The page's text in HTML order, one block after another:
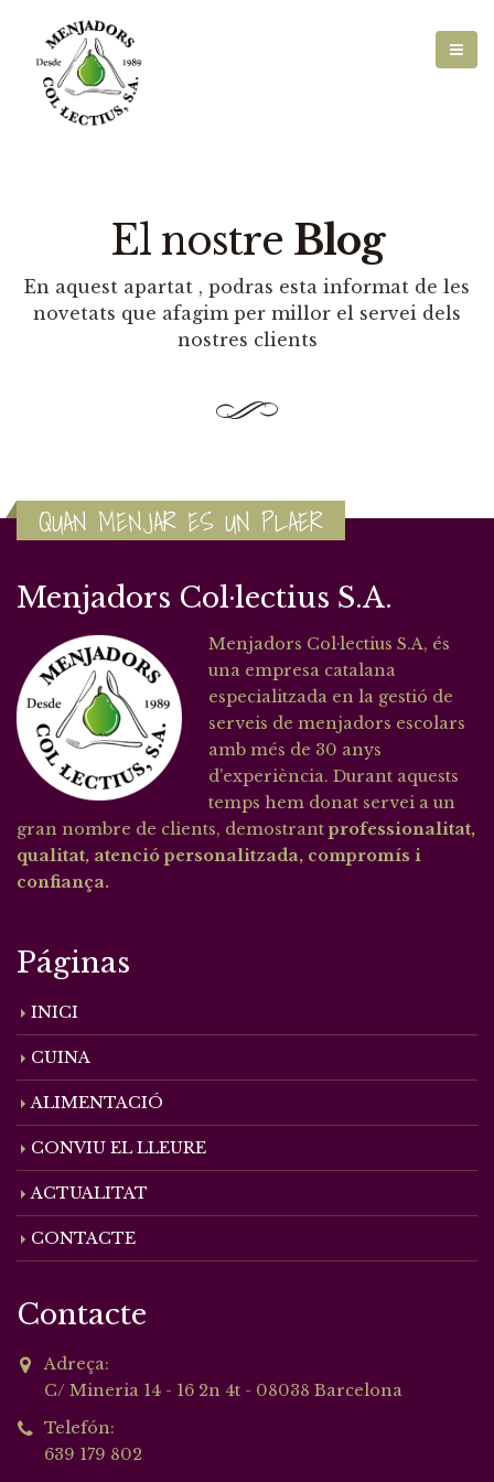
El nostre Blog
En aquest apartat , podras esta informat de les
novetats que afagim per millor el servei dels
nostres clients
QUAN MENJAR ES UN PLAER
Menjadors Col·lectius S.A.
Menjadors Col·lectius S.A, és
una empresa catalana
especialitzada en la gestió de
serveis de menjadors escolars
amb més de 30 anys
d’experiència. Durant aquests
temps hem donat servei a un
gran nombre de clients, demostrantprofessionalitat,
qualitat, atenció personalitzada, compromís i
confiança.
Páginas
INICI
CUINA
ALIMENTACIÓ
CONVIU EL LLEURE
ACTUALITAT
CONTACTE
Contacte
Adreça:
C/ Mineria 14 - 16 2n 4t - 08038 Barcelona
Telefón:
639 179 802